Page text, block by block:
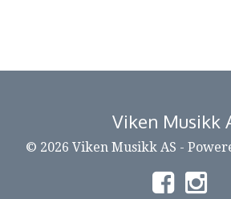
Viken Musikk
© 2026 Viken Musikk AS -